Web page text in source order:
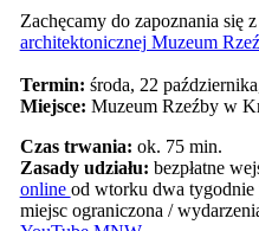
Zachęcamy do zapoznania się
architektonicznej Muzeum
Termin: środa, 22
Miejsce: Muzeum Rzeźby w
Czas trwania: ok. 75 min.
Zasady udziału: bezpłatne
online od wtorku dwa tygodnie
miejsc ograniczona /